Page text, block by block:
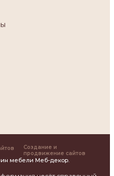
Создание и
продвижение сайтов
мебели Меб-декор.